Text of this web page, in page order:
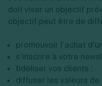
doit viser un objectif
objectif peut être de
promouvoir l’achat
s’inscrire à votre
fidéliser vos clients ;
diffuser les valeurs